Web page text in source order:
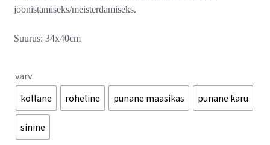
joonistamiseks/meisterdamiseks.
Suurus: 34x40cm
värv
kollane
roheline punane maasikas punane karu
sinine